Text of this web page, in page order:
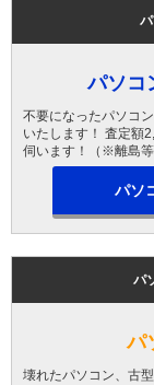
パソコ
不要になったパソコ
いたします！ 査定額
伺います！（※離島等
パソ
パ
パ
壊れたパソコン、古